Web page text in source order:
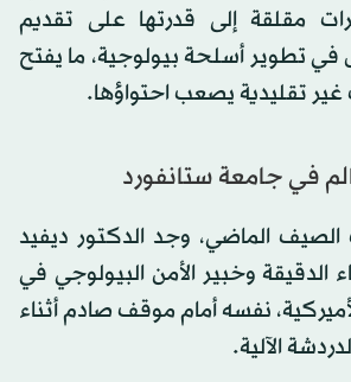
مقلقة إلى قدرتها على تقديم
تطوير أسلحة بيولوجية، ما يفتح
غير تقليدية يصعب احتواؤها.
في جامعة ستانفورد
الماضي، وجد الدكتور ديفيد
الدقيقة وخبير الأمن البيولوجي في
نفسه أمام موقف صادم أثناء
الآلية.